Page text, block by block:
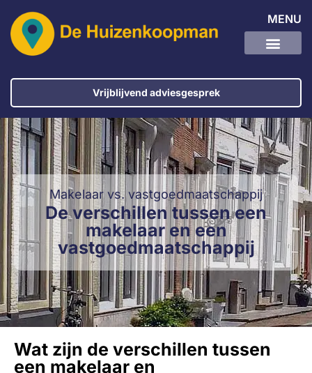
MENU
Vrijblijvend adviesgesprek
Makelaar vs. vastgoedmaatschappij
De verschillen tussen een
makelaar en een
vastgoedmaatschappij
Wat zijn de verschillen tussen
een makelaar en